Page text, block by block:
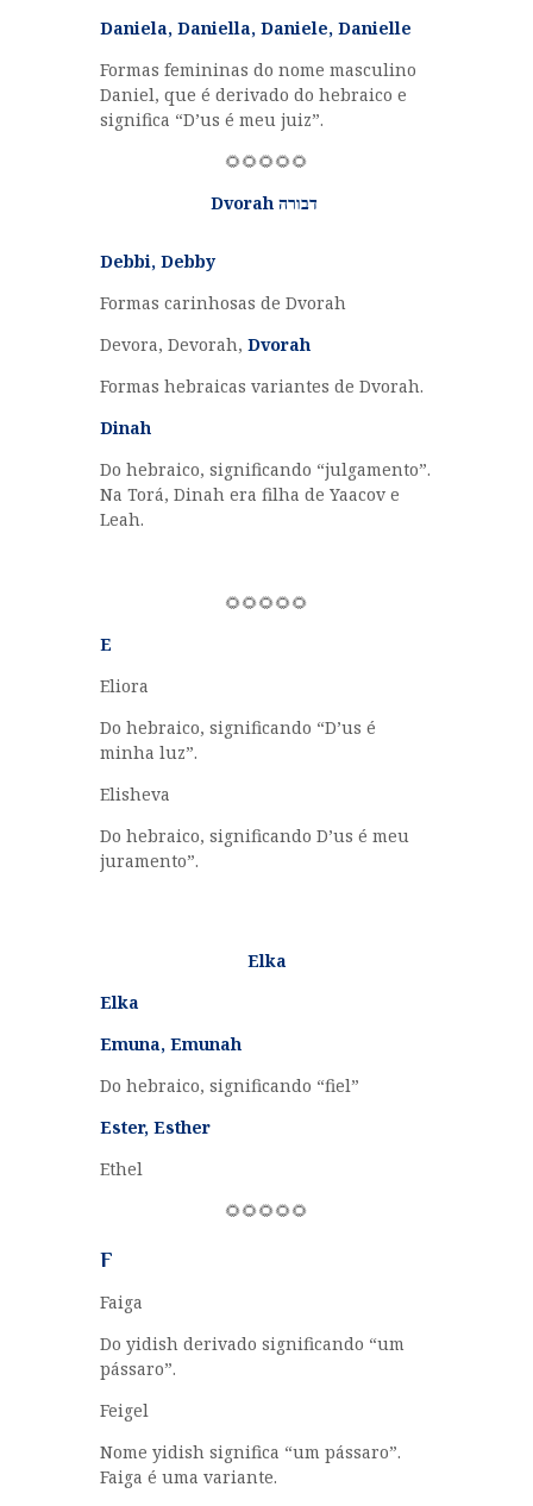
Daniela, Daniella, Daniele, Danielle
Formas femininas do nome masculino
Daniel, que é derivado do hebraico e
significa “D’us é meu juiz”.
🌻🌻🌻🌻🌻
Debbi, Debby
Formas carinhosas de Dvorah
Devora, Devorah, Dvorah
Formas hebraicas variantes de Dvorah.
Dinah
Do hebraico, significando “julgamento”.
Na Torá, Dinah era filha de Yaacov e
Leah.
🌻🌻🌻🌻🌻
E
Eliora
Do hebraico, significando “D’us é
minha luz”.
Elisheva
Do hebraico, significando D’us é meu
juramento”.
Elka
Elka
Emuna, Emunah
Do hebraico, significando “fiel”
Ester, Esther
Ethel
🌻🌻🌻🌻🌻
F
Faiga
Do yidish derivado significando “um
pássaro”.
Feigel
Nome yidish significa “um pássaro”.
Faiga é uma variante.